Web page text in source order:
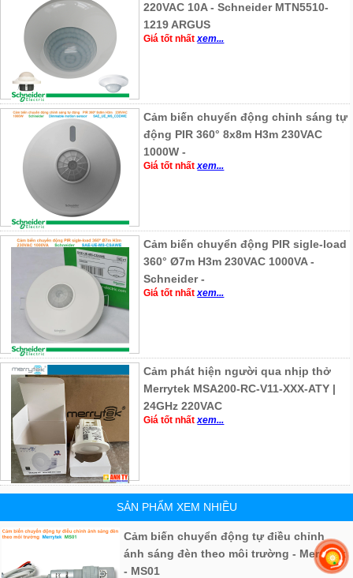
220VAC 10A - Schneider MTN5510-
1219 ARGUS
Giá tốt nhấtxem...
Cảm biến chuyển động chỉnh sáng tự
động PIR 360° 8x8m H3m 230VAC
1000W -
Giá tốt nhấtxem...
Cảm biến chuyển động PIR sigle-load
360° Ø7m H3m 230VAC 1000VA -
Schneider -
Giá tốt nhấtxem...
Cảm phát hiện người qua nhịp thở
Merrytek MSA200-RC-V11-XXX-ATY |
24GHz 220VAC
Giá tốt nhấtxem...
SẢN PHẨM XEM NHIỀU
Cảm biến chuyển động tự điều chỉnh
ánh sáng đèn theo môi trường - Merrytek
- MS01